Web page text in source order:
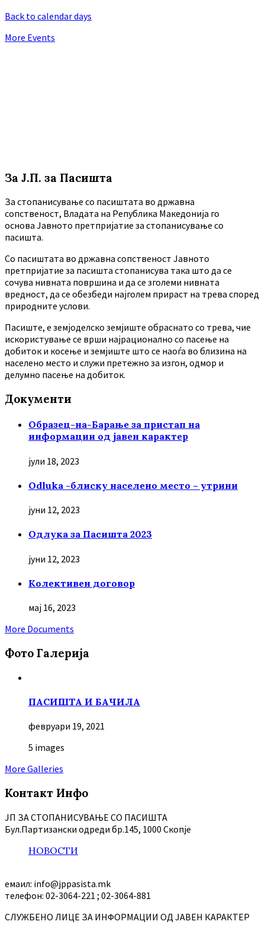
Back to calendar days
More Events
За Ј.П. за Пасишта
За стопанисување со пасиштата во државна
сопственост, Владата на Република Македонија го
основа Јавното претпријатие за стопанисување со
пасишта.
Co пасиштата во државна сопственост Јавното
претпријатие за пасишта стопанисува така што да се
сочува нивната површина и да се зголеми нивната
вредност, да се обезбеди најголем прираст на трева според
природните услови.
Пасиште, е земјоделско земјиште обраснато со трева, чие
искористување се врши најрационално со пасење на
добиток и косење и земјиште што се наоѓа во близина на
населено место и служи претежно за изгон, одмор и
делумно пасење на добиток.
Документи
Образец-на-Барање за пристап на
информации од јавен карактер
јули 18, 2023
Odluka -блиску населено место – утрини
јуни 12, 2023
Oдлука за Пасишта 2023
јуни 12, 2023
Колективен договор
мај 16, 2023
More Documents
Фото Галерија
ПАСИШТА И БАЧИЛА
февруари 19, 2021
5 images
More Galleries
Контакт Инфо
ЈП ЗА СТОПАНИСУВАЊЕ СО ПАСИШТА
Бул.Партизански oдреди бр.145, 1000 Скопје
НОВОСТИ
емаил: info@jppasista.mk
телефон: 02-3064-221 ; 02-3064-881
СЛУЖБЕНО ЛИЦЕ ЗА ИНФОРМАЦИИ ОД ЈАВЕН КАРАКТЕР